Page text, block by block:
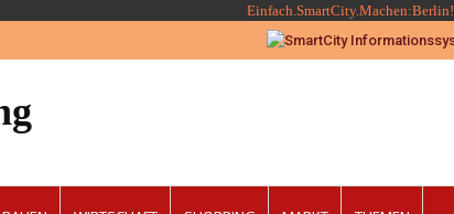
Einfach.SmartCity.Machen:Berlin!